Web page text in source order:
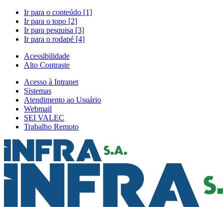
Ir para o conteúdo [1]
Ir para o topo [2]
Ir para pesquisa [3]
Ir para o rodapé [4]
Acessibilidade
Alto Contraste
Acesso à Intranet
Sistemas
Atendimento ao Usuário
Webmail
SEI VALEC
Trabalho Remoto